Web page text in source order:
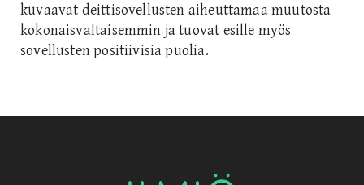
kuvaavat deittisovellusten aiheuttamaa muutosta
kokonaisvaltaisemmin ja tuovat esille myös
sovellusten positiivisia puolia.